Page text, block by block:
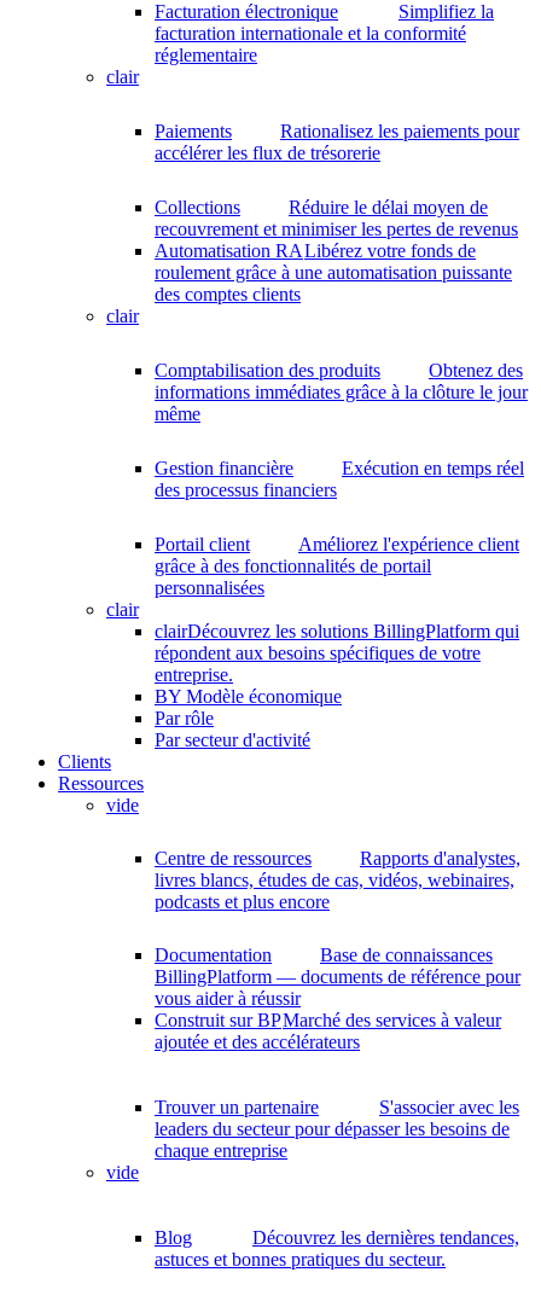
Facturation électronique
Simplifiez la
facturation internationale et la conformité
réglementaire
clair
Paiements
Rationalisez les paiements pour
accélérer les flux de trésorerie
Collections
Réduire le délai moyen de
recouvrement et minimiser les pertes de revenus
Automatisation RALibérez votre fonds de
roulement grâce à une automatisation puissante
des comptes clients
clair
Comptabilisation des produits
Obtenez des
informations immédiates grâce à la clôture le jour
même
Gestion financière
Exécution en temps réel
des processus financiers
Portail client
Améliorez l'expérience client
grâce à des fonctionnalités de portail
personnalisées
clair
clairDécouvrez les solutions BillingPlatform qui
répondent aux besoins spécifiques de votre
entreprise.
BY Modèle économique
Par rôle
Par secteur d'activité
Clients
Ressources
vide
Centre de ressources
Rapports d'analystes,
livres blancs, études de cas, vidéos, webinaires,
podcasts et plus encore
Documentation
Base de connaissances
BillingPlatform — documents de référence pour
vous aider à réussir
Construit sur BPMarché des services à valeur
ajoutée et des accélérateurs
Trouver un partenaire
S'associer avec les
leaders du secteur pour dépasser les besoins de
chaque entreprise
vide
Blog
Découvrez les dernières tendances,
astuces et bonnes pratiques du secteur.